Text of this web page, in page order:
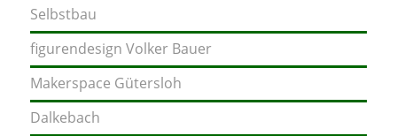
Selbstbau
figurendesign Volker Bauer
Makerspace Gütersloh
Dalkebach